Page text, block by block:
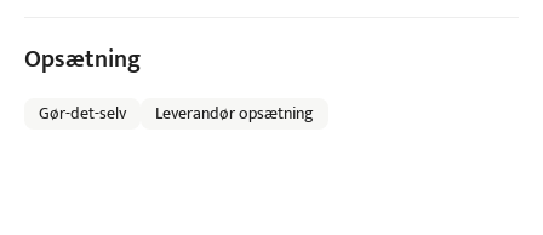
Opsætning
Gør-det-selv Leverandør opsætning